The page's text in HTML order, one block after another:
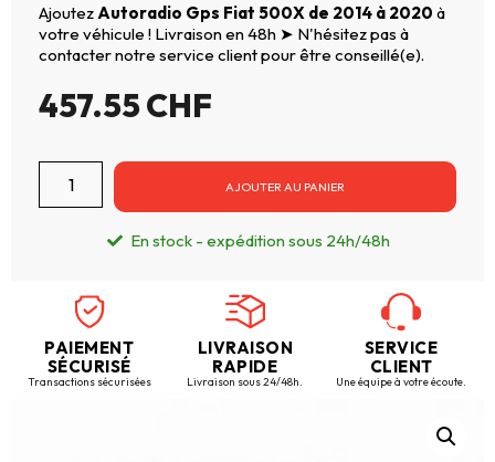
Ajoutez Autoradio Gps Fiat 500X de 2014 à 2020 à
votre véhicule ! Livraison en 48h ➤ N'hésitez pas à
contacter notre service client pour être conseillé(e).
457.55CHF
AJOUTER AU PANIER
En stock - expédition sous 24h/48h
PAIEMENT
SÉCURISÉ
Transactions sécurisées
LIVRAISON
RAPIDE
Livraison sous 24/48h.
SERVICE
CLIENT
Une équipe à votre écoute.